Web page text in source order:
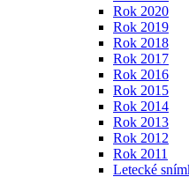
Rok 2020
Rok 2019
Rok 2018
Rok 2017
Rok 2016
Rok 2015
Rok 2014
Rok 2013
Rok 2012
Rok 2011
Letecké